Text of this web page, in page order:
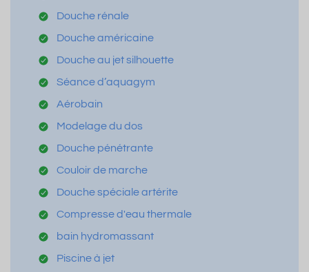
Douche rénale
Douche américaine
Douche au jet silhouette
Séance d’aquagym
Aérobain
Modelage du dos
Douche pénétrante
Couloir de marche
Douche spéciale artérite
Compresse d'eau thermale
bain hydromassant
Piscine à jet